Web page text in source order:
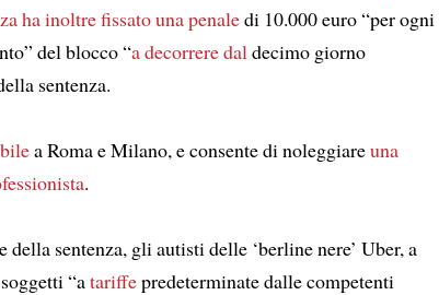
ha inoltre fissato una penaledi 10.000 euro “per ogni
del blocco “a decorrere dal decimo giorno
sentenza.
a Roma e Milano, e consente di noleggiareuna
.
sentenza, gli autisti delle ‘berline nere’ Uber, a
“atariffepredeterminate dalle competenti